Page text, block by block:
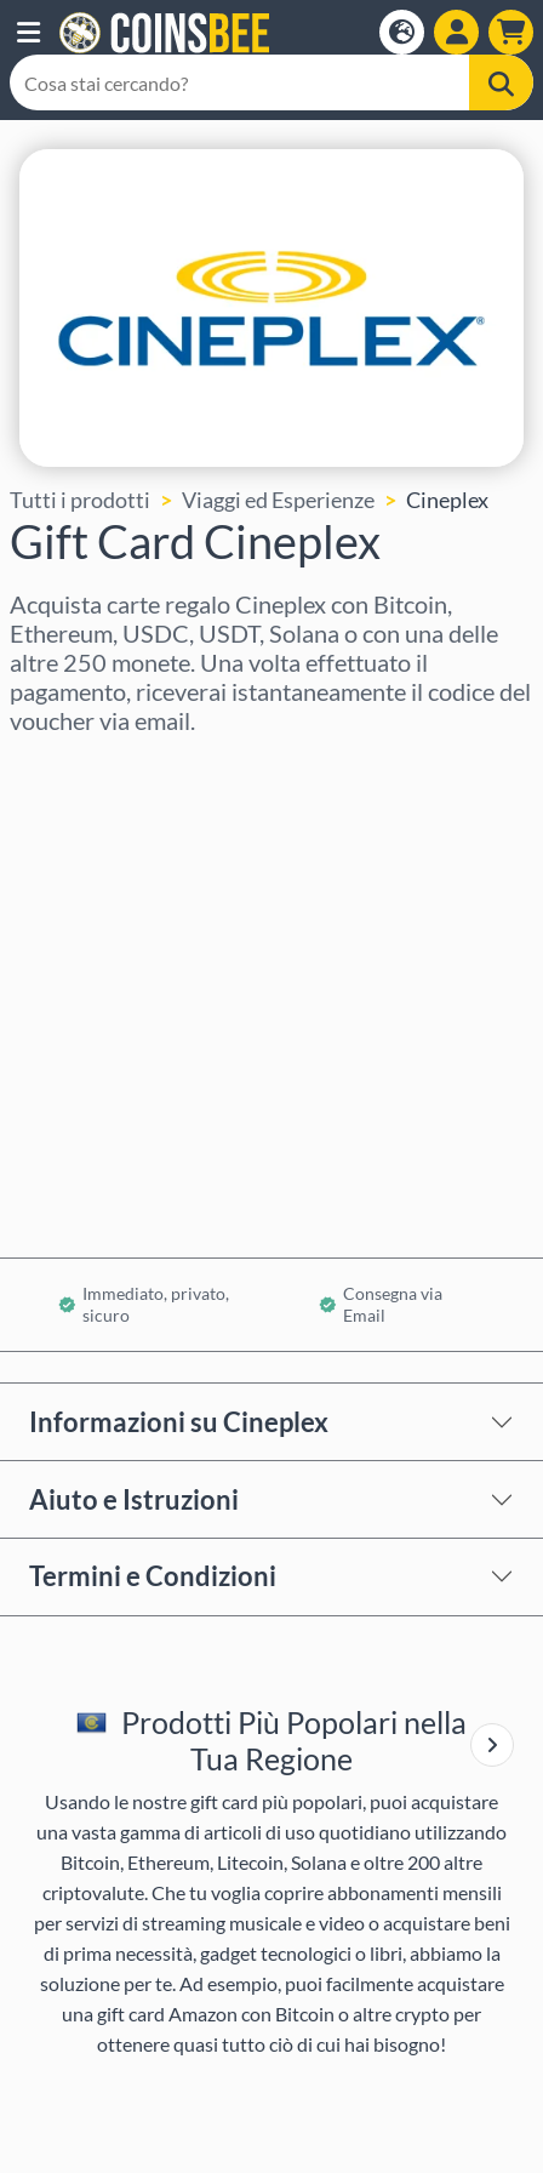
Tutti i prodotti Viaggi ed Esperienze Cineplex
Gift Card Cineplex
Acquista carte regalo Cineplex con Bitcoin,
Ethereum, USDC, USDT, Solana o con una delle
altre 250 monete. Una volta effettuato il
pagamento, riceverai istantaneamente il codice del
voucher via email.
Immediato, privato,
sicuro
Consegna via
Email
Informazioni su Cineplex
Aiuto e Istruzioni
Termini e Condizioni
Prodotti Più Popolari nella
Tua Regione
Usando le nostre gift card più popolari, puoi acquistare
una vasta gamma di articoli di uso quotidiano utilizzando
Bitcoin, Ethereum, Litecoin, Solana e oltre 200 altre
criptovalute. Che tu voglia coprire abbonamenti mensili
per servizi di streaming musicale e video o acquistare beni
di prima necessità, gadget tecnologici o libri, abbiamo la
soluzione per te. Ad esempio, puoi facilmente acquistare
una gift card Amazon con Bitcoin o altre crypto per
ottenere quasi tutto ciò di cui hai bisogno!